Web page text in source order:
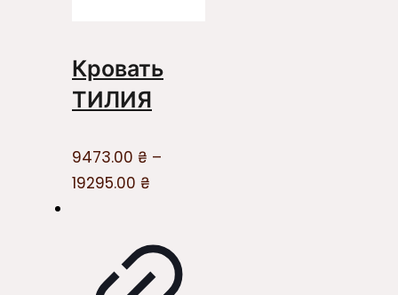
Кровать
ТИЛИЯ
9473.00 ₴ –
19295.00 ₴